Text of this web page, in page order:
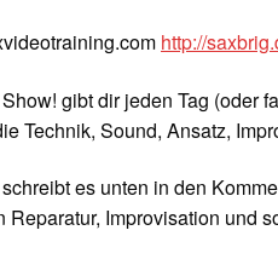
http://
gibt dir jeden Tag (oder
Technik, Sound, Ansatz,
es unten in den
Reparatur, Improvisation und